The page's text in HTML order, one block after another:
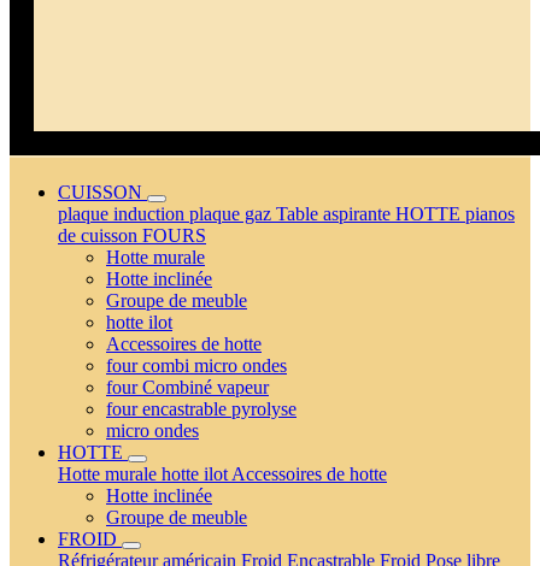
CUISSON
plaque induction plaque gaz Table aspirante HOTTE pianos
de cuisson FOURS
Hotte murale
Hotte inclinée
Groupe de meuble
hotte ilot
Accessoires de hotte
four combi micro ondes
four Combiné vapeur
four encastrable pyrolyse
micro ondes
HOTTE
Hotte murale hotte ilot Accessoires de hotte
Hotte inclinée
Groupe de meuble
FROID
Réfrigérateur américain Froid Encastrable Froid Pose libre